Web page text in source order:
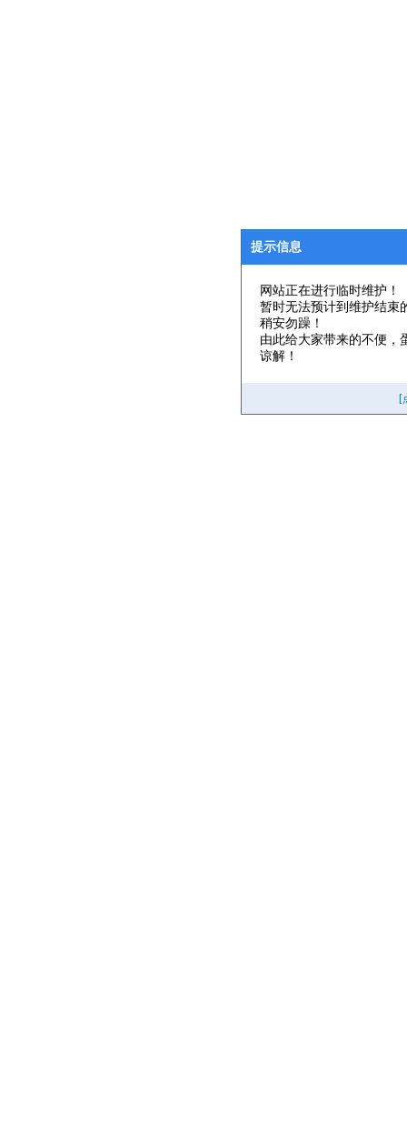
提示信息
网站正在进行临时维护！
暂时无法预计到维护结束
稍安勿躁！
由此给大家带来的不便，
谅解！
[